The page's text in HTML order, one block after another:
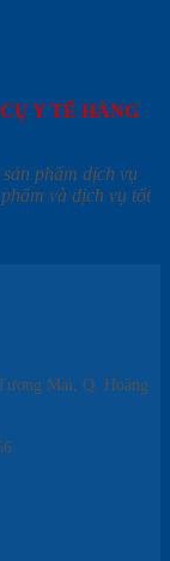
Y TẾ HÀNG
phẩm dịch vụ
và dịch vụ tốt
Mai, Q. Hoàng